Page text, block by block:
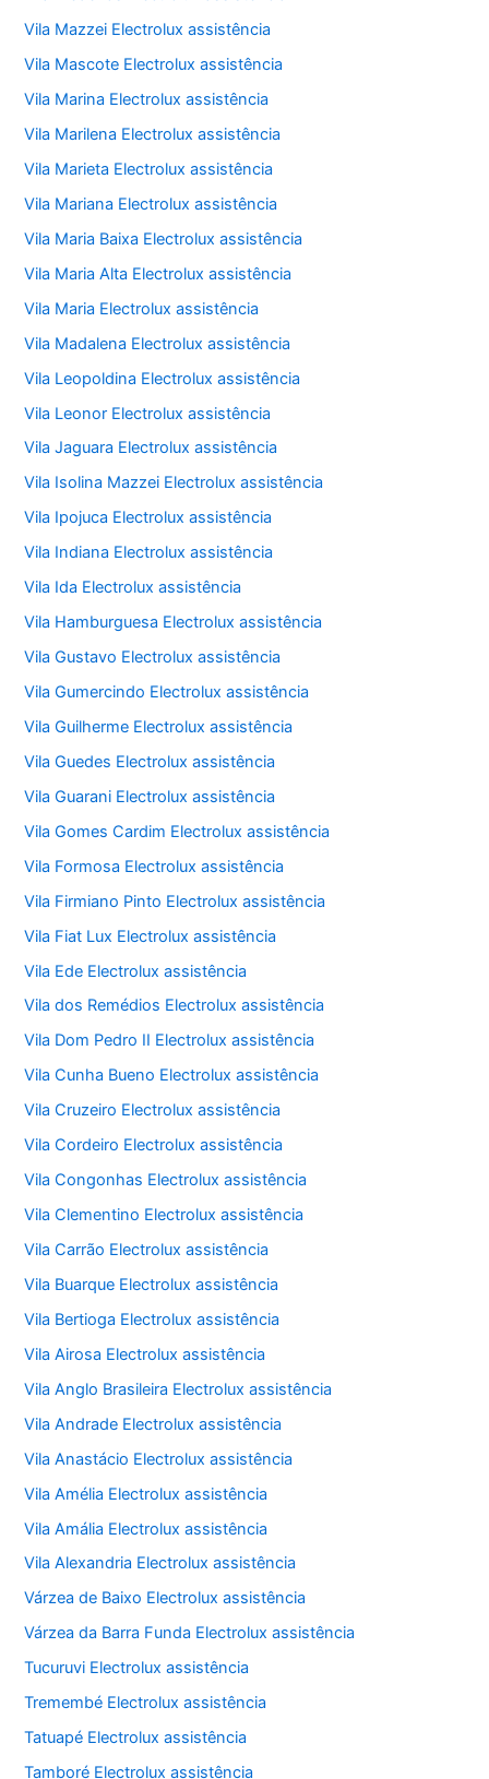
Vila Mazzei Electrolux assistência
Vila Mascote Electrolux assistência
Vila Marina Electrolux assistência
Vila Marilena Electrolux assistência
Vila Marieta Electrolux assistência
Vila Mariana Electrolux assistência
Vila Maria Baixa Electrolux assistência
Vila Maria Alta Electrolux assistência
Vila Maria Electrolux assistência
Vila Madalena Electrolux assistência
Vila Leopoldina Electrolux assistência
Vila Leonor Electrolux assistência
Vila Jaguara Electrolux assistência
Vila Isolina Mazzei Electrolux assistência
Vila Ipojuca Electrolux assistência
Vila Indiana Electrolux assistência
Vila Ida Electrolux assistência
Vila Hamburguesa Electrolux assistência
Vila Gustavo Electrolux assistência
Vila Gumercindo Electrolux assistência
Vila Guilherme Electrolux assistência
Vila Guedes Electrolux assistência
Vila Guarani Electrolux assistência
Vila Gomes Cardim Electrolux assistência
Vila Formosa Electrolux assistência
Vila Firmiano Pinto Electrolux assistência
Vila Fiat Lux Electrolux assistência
Vila Ede Electrolux assistência
Vila dos Remédios Electrolux assistência
Vila Dom Pedro II Electrolux assistência
Vila Cunha Bueno Electrolux assistência
Vila Cruzeiro Electrolux assistência
Vila Cordeiro Electrolux assistência
Vila Congonhas Electrolux assistência
Vila Clementino Electrolux assistência
Vila Carrão Electrolux assistência
Vila Buarque Electrolux assistência
Vila Bertioga Electrolux assistência
Vila Airosa Electrolux assistência
Vila Anglo Brasileira Electrolux assistência
Vila Andrade Electrolux assistência
Vila Anastácio Electrolux assistência
Vila Amélia Electrolux assistência
Vila Amália Electrolux assistência
Vila Alexandria Electrolux assistência
Várzea de Baixo Electrolux assistência
Várzea da Barra Funda Electrolux assistência
Tucuruvi Electrolux assistência
Tremembé Electrolux assistência
Tatuapé Electrolux assistência
Tamboré Electrolux assistência